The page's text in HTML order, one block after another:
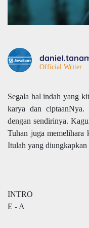
Official Writer
Segala hal indah yang
karya dan ciptaanNya.
dengan sendirinya.
Tuhan juga
Itulah yang
INTRO
E - A